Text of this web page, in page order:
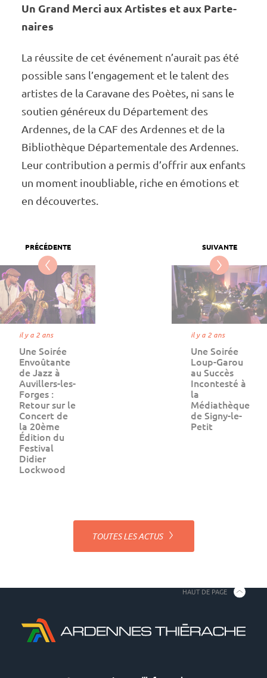
Un Grand Merci aux Artistes et aux Parte­
naires
La réus­site de cet événe­ment n’au­rait pas été
possible sans l’en­ga­ge­ment et le talent des
artistes de la Cara­vane des Poètes, ni sans le
soutien géné­reux du Dépar­te­ment des
Ardennes, de la CAF des Ardennes et de la
Biblio­thèque Dépar­te­men­tale des Ardennes.
Leur contri­bu­tion a permis d’of­frir aux enfants
un moment inou­bliable, riche en émotions et
en décou­vertes.
Une Soirée
Envoûtante
de Jazz à
Auvillers-les-
Forges :
Retour sur le
Concert de
la 20ème
Édition du
Festival
Didier
Lockwood
il y a 2 ans
Une Soirée
Loup-Garou
au Succès
Incontesté à
la
Médiathèque
de Signy-le-
Petit
il y a 2 ans
TOUTES LES ACTUS
HAUT DE PAGE